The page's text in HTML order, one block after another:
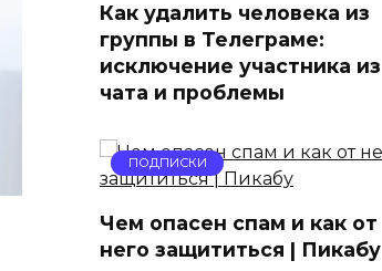
Как удалить человека из
группы в Телеграме:
исключение участника из
чата и проблемы
ПОДПИСКИ
Чем опасен спам и как от
него защититься | Пикабу